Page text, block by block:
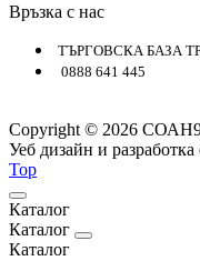
Връзка с нас
ТЪРГОВСКА БАЗА
0888 641 445
Copyright © 2026
Уеб дизайн и разработка
Top
Каталог
Каталог
Каталог